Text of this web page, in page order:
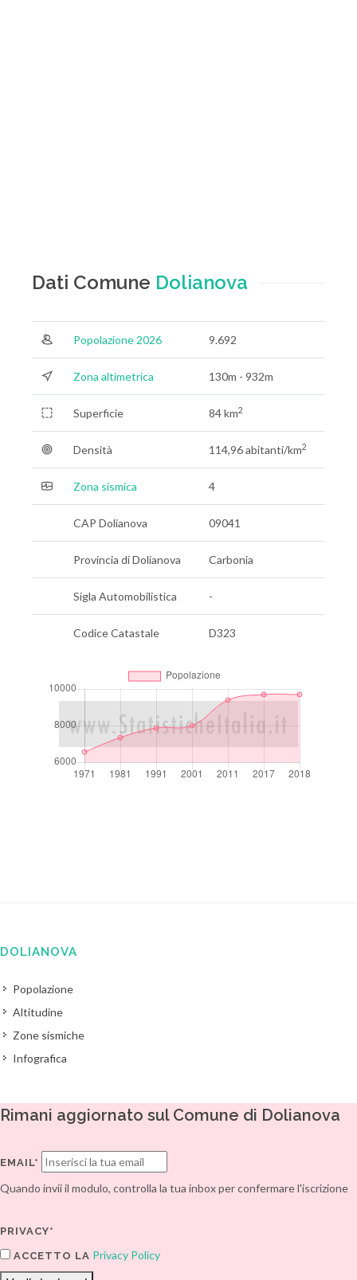
Dati Comune Dolianova
Popolazione 2026 9.692
Zona altimetrica 130m - 932m
Superficie 84 km2
Densità 114,96 abitanti/km2
Zona sismica 4
CAP Dolianova 09041
Provincia di Dolianova Carbonia
Sigla Automobilistica -
Codice Catastale D323
DOLIANOVA
Popolazione
Altitudine
Zone sismiche
Infografica
Rimani aggiornato sul Comune di Dolianova
EMAIL*
Quando invii il modulo, controlla la tua inbox per confermare l'iscrizione
PRIVACY*
ACCETTO LA Privacy Policy